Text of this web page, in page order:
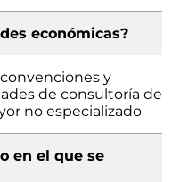
económicas?
y
de consultoría de
no especializado
en el que se